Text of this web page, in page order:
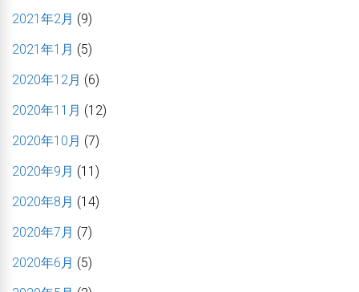
2021年2月 (9)
2021年1月 (5)
2020年12月 (6)
2020年11月 (12)
2020年10月 (7)
2020年9月 (11)
2020年8月 (14)
2020年7月 (7)
2020年6月 (5)